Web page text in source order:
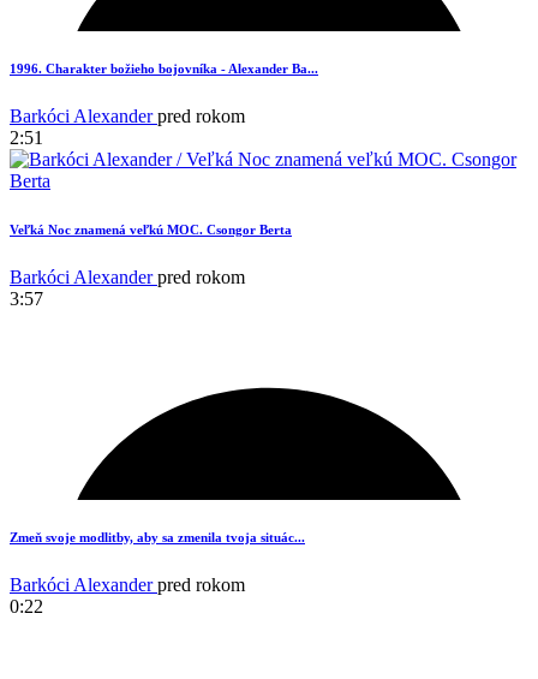
9
1996. Charakter božieho bojovníka - Alexander Ba...
Barkóci Alexanderpred rokom
2:51
Veľká Noc znamená veľkú MOC. Csongor Berta
Barkóci Alexanderpred rokom
3:57
Zmeň svoje modlitby, aby sa zmenila tvoja situác...
Barkóci Alexanderpred rokom
0:22